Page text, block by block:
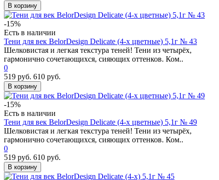
В корзину
-15%
Есть в наличии
Тени для век BelorDesign Delicate (4-х цветные) 5,1г № 43
Шелковистая и легкая текстура теней! Тени из четырёх,
гармонично сочетающихся, сияющих оттенков. Ком..
0
519 руб. 610 руб.
В корзину
-15%
Есть в наличии
Тени для век BelorDesign Delicate (4-х цветные) 5,1г № 49
Шелковистая и легкая текстура теней! Тени из четырёх,
гармонично сочетающихся, сияющих оттенков. Ком..
0
519 руб. 610 руб.
В корзину